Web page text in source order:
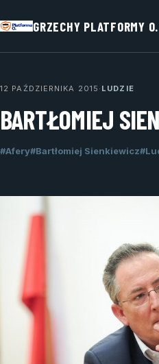
GRZECHY PLATFORMY O.
12 PAŹDZIERNIKA 2015 · LUDZIE
BARTŁOMIEJ
#Afery#Bartłomiej Sienkiewicz